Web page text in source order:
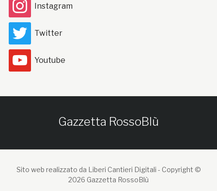
Instagram
Twitter
Youtube
Gazzetta RossoBlù
Sito web realizzato da Liberi Cantieri Digitali - Copyright ©
2026 Gazzetta RossoBlù